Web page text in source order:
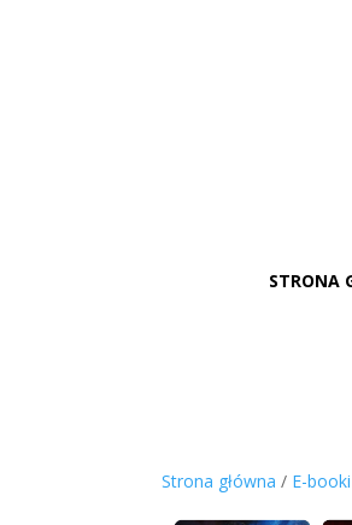
STRONA
Strona główna / E-booki